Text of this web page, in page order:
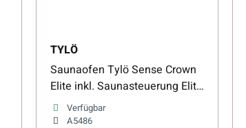
TYLÖ
Saunaofen Tylö Sense Crown
Elite inkl. Saunasteuerung Elite
CloudVerfügbar
A5486